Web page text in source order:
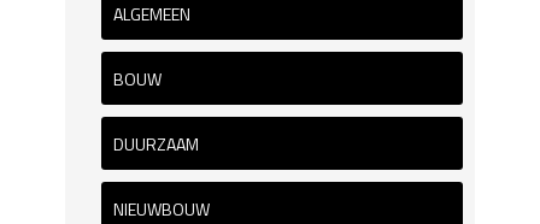
ALGEMEEN
BOUW
DUURZAAM
NIEUWBOUW